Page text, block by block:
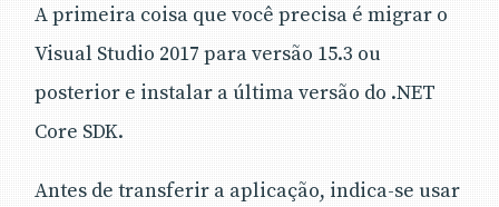
A primeira coisa que você precisa é migrar o
Visual Studio 2017 para versão 15.3 ou
posterior e instalar a última versão do .NET
Core SDK.
Antes de transferir a aplicação, indica-se usar